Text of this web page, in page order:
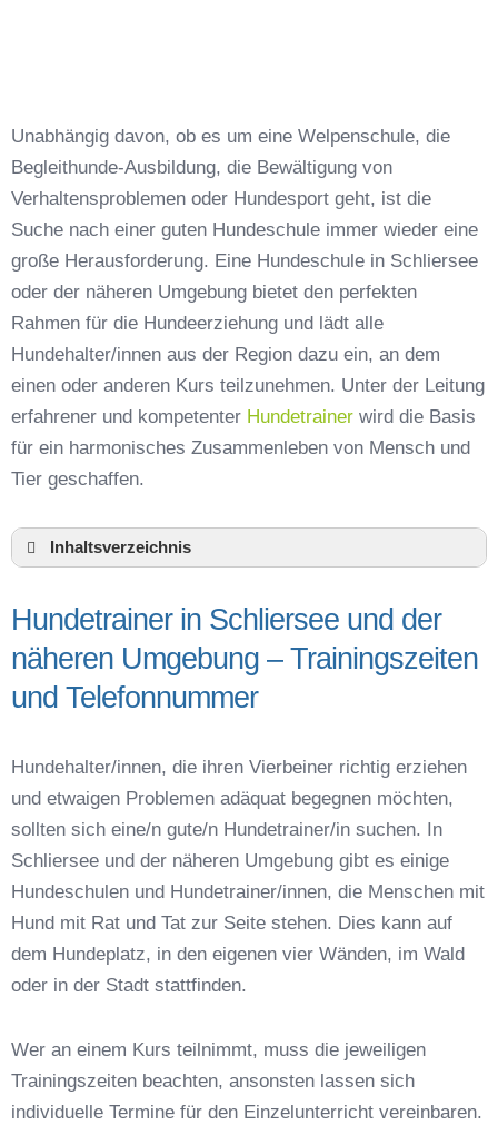
Unabhängig davon, ob es um eine Welpenschule, die
Begleithunde-Ausbildung, die Bewältigung von
Verhaltensproblemen oder Hundesport geht, ist die
Suche nach einer guten Hundeschule immer wieder eine
große Herausforderung. Eine Hundeschule in Schliersee
oder der näheren Umgebung bietet den perfekten
Rahmen für die Hundeerziehung und lädt alle
Hundehalter/innen aus der Region dazu ein, an dem
einen oder anderen Kurs teilzunehmen. Unter der Leitung
erfahrener und kompetenter Hundetrainer wird die Basis
für ein harmonisches Zusammenleben von Mensch und
Tier geschaffen.
Inhaltsverzeichnis
Hundetrainer in Schliersee und der näheren
Telefonnummer
Das macht einen guten Hundetrainer aus
Hundetrainer Ausbildung in Schliersee oder
online
Hundezubehör für das Training und
Hundespielzeug zur Beschäftigung
Preisvergleich der Hundeschulen in Schliersee
Hundeschulen vs. Hundesportvereine in
Schliersee
So findet man den richtigen Hundetrainer in
Hundeschule
Hundetrainer in Schliersee und der
näheren Umgebung – Trainingszeiten
und Telefonnummer
Hundehalter/innen, die ihren Vierbeiner richtig erziehen
und etwaigen Problemen adäquat begegnen möchten,
sollten sich eine/n gute/n Hundetrainer/in suchen. In
Schliersee und der näheren Umgebung gibt es einige
Hundeschulen und Hundetrainer/innen, die Menschen mit
Hund mit Rat und Tat zur Seite stehen. Dies kann auf
dem Hundeplatz, in den eigenen vier Wänden, im Wald
oder in der Stadt stattfinden.
Wer an einem Kurs teilnimmt, muss die jeweiligen
Trainingszeiten beachten, ansonsten lassen sich
individuelle Termine für den Einzelunterricht vereinbaren.